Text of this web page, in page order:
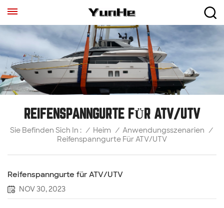
REIFENSPANNGURTE FÜR ATV/UTV
Sie Befinden Sich In : / Heim / Anwendungsszenarien /
Reifenspanngurte Für ATV/UTV
Reifenspanngurte für ATV/UTV
NOV 30, 2023